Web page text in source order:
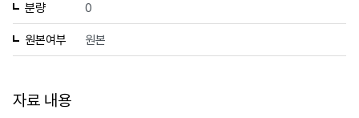
분량 0
원본여부 원본
자료 내용